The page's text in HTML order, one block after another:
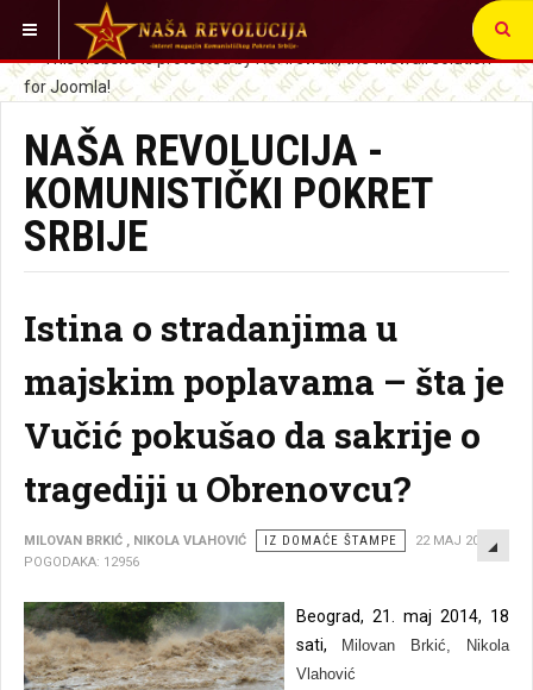
VI STE OVDE:
NAŠA REVOLUCIJA -
KOMUNISTIČKI POKRET
SRBIJE
Istina o stradanjima u
majskim poplavama – šta je
Vučić pokušao da sakrije o
tragediji u Obrenovcu?
MILOVAN BRKIĆ , NIKOLA VLAHOVIĆ IZ DOMAĆE ŠTAMPE
22 MAJ 2014
POGODAKA: 12956
Beograd, 21. maj 2014, 18
sati,
Milovan Brkić,
Nikola
Vlahović